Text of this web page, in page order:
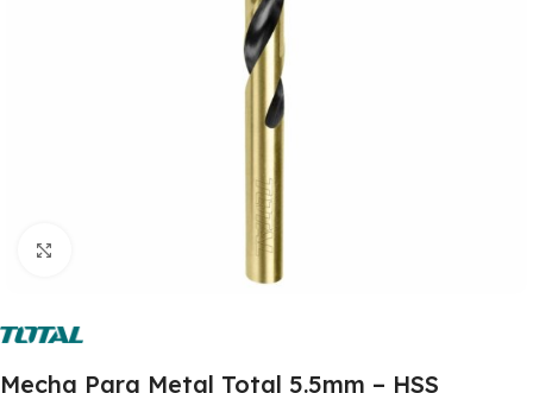
Mecha Para Metal Total 5.5mm – HSS